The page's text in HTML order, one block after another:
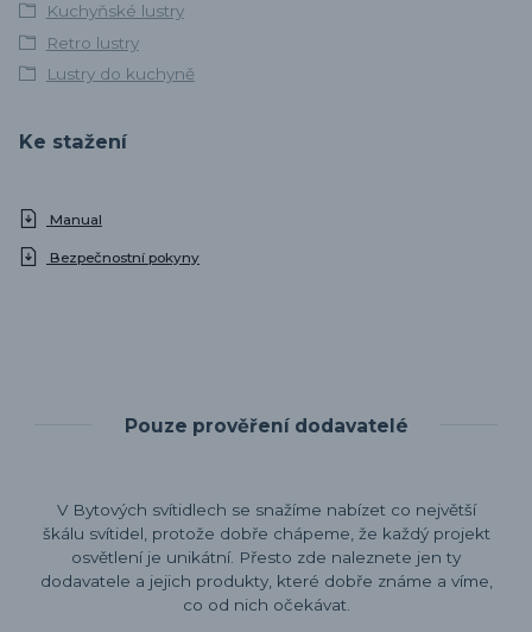
Kuchyňské lustry
Retro lustry
Lustry do kuchyně
Ke stažení
Manual
Bezpečnostní pokyny
Pouze prověření dodavatelé
V Bytových svítidlech se snažíme nabízet co největší
škálu svítidel, protože dobře chápeme, že každý projekt
osvětlení je unikátní. Přesto zde naleznete jen ty
dodavatele a jejich produkty, které dobře známe a víme,
co od nich očekávat.